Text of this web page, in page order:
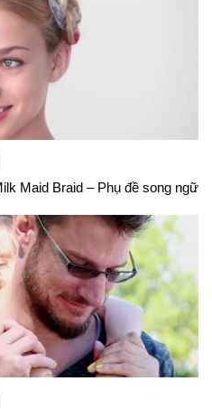
Maid Braid – Phụ đề song ngữ